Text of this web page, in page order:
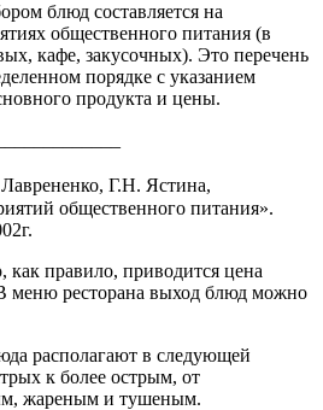
блюд составляется на
общественного питания (в
кафе, закусочных). Это перечень
порядке с указанием
продукта и цены.
Г.Н. Ястина,
общественного питания».
правило, приводится цена
меню ресторана выход блюд можно
располагают в следующей
к более острым, от
жареным и тушеным.